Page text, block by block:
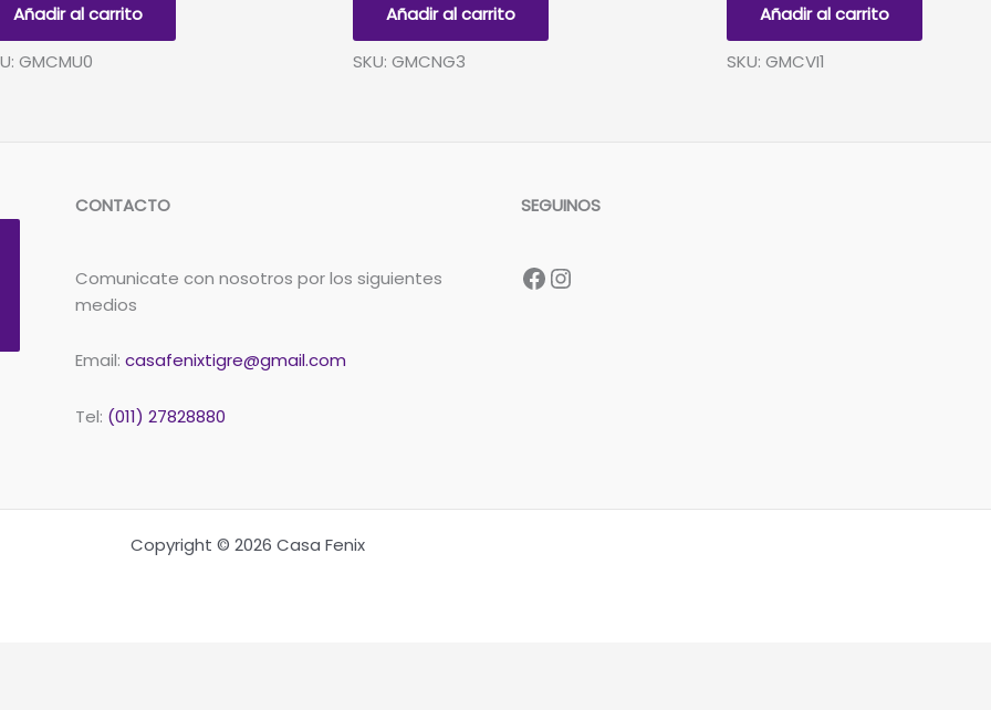
Añadir al carrito
GMCMU0
cantidad
Añadir al carrito
SKU: GMCNG3
cantidad
Añadir al carrito
SKU: GMCVI1
CONTACTO
Comunicate con nosotros por los siguientes
medios
Email: casafenixtigre@gmail.com
Tel: (011) 27828880
SEGUINOS
Facebook
Instagram
Copyright © 2026 Casa Fenix